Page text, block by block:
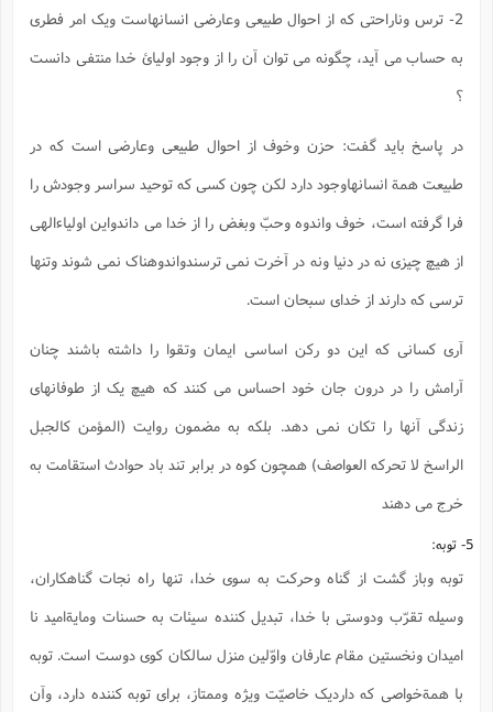
2- ترس وناراحتی که از احوال طبیعی وعارضی انسانهاست ویک امر فطری
به حساب می آید، چگونه می توان آن را از وجود اولیائ خدا منتفی دانست
؟
در پاسخ باید گفت: حزن وخوف از احوال طبیعی وعارضی است که در
طبیعت همة انسانهاوجود دارد لکن چون کسی که توحید سراسر وجودش را
فرا گرفته است، خوف واندوه وحبّ وبغض را از خدا می داندواین اولیاءالهی
از هیچ چیزی نه در دنیا ونه در آخرت نمی ترسندواندوهناک نمی شوند وتنها
ترسی که دارند از خدای سبحان است.
آری کسانی که این دو رکن اساسی ایمان وتقوا را داشته باشند چنان
آرامش را در درون جان خود احساس می کنند که هیچ یک از طوفانهای
زندگی آنها را تکان نمی دهد. بلکه به مضمون روایت (المؤمن کالجبل
الراسخ لا تحرکه العواصف) همچون کوه در برابر تند باد حوادث استقامت به
خرج می دهند
5- توبه:
توبه وباز گشت از گناه وحرکت به سوی خدا، تنها راه نجات گناهکاران،
وسیله تقرّب ودوستی با خدا، تبدیل کننده سیئات به حسنات ومایةامید نا
امیدان ونخستین مقام عارفان واوّلین منزل سالکان کوی دوست است. توبه
با همةخواصی که داردیک خاصیّت ویژه وممتاز، برای توبه کننده دارد، وآن